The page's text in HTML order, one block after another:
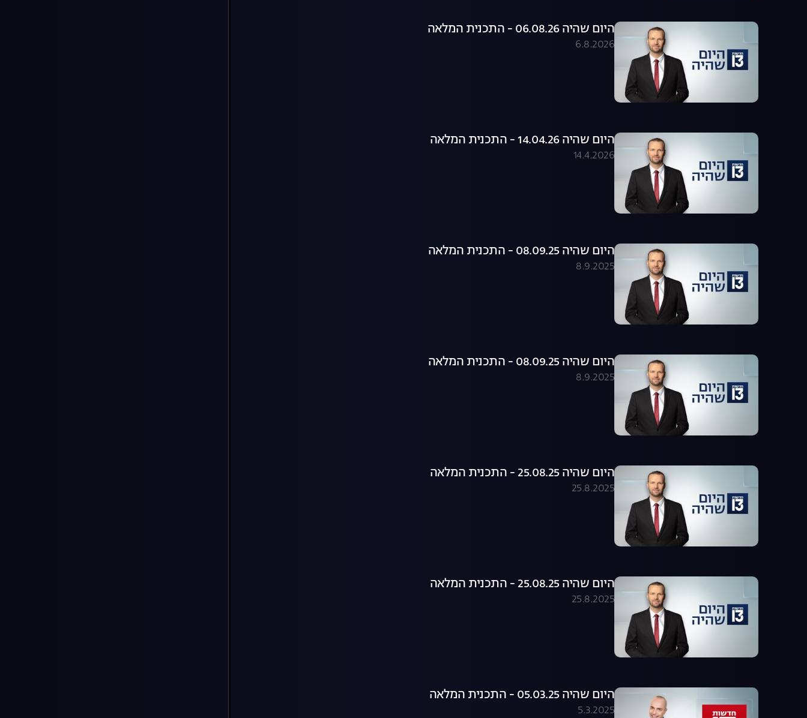
היום שהיה 06.08.26 - התכנית המלאה
6.8.2026
היום שהיה 14.04.26 - התכנית המלאה
14.4.2026
היום שהיה 08.09.25 - התכנית המלאה
8.9.2025
היום שהיה 08.09.25 - התכנית המלאה
8.9.2025
היום שהיה 25.08.25 - התכנית המלאה
25.8.2025
היום שהיה 25.08.25 - התכנית המלאה
25.8.2025
היום שהיה 05.03.25 - התכנית המלאה
5.3.2025